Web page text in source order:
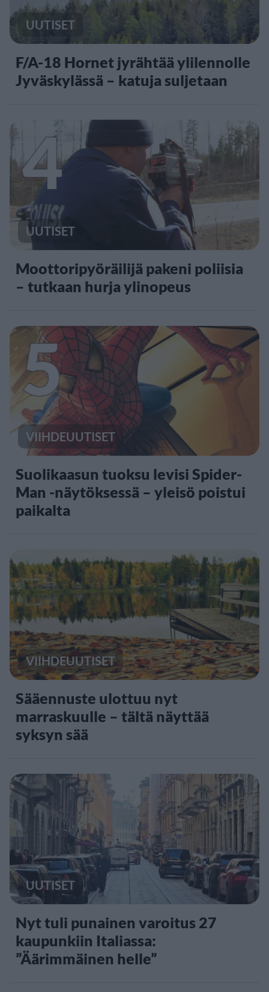
UUTISET
F/A-18 Hornet jyrähtää ylilennolle
Jyväskylässä – katuja suljetaan
4
UUTISET
Moottoripyöräilijä pakeni poliisia
– tutkaan hurja ylinopeus
5
VIIHDEUUTISET
Suolikaasun tuoksu levisi Spider-
Man -näytöksessä – yleisö poistui
paikalta
VIIHDEUUTISET
Sääennuste ulottuu nyt
marraskuulle – tältä näyttää
syksyn sää
UUTISET
Nyt tuli punainen varoitus 27
kaupunkiin Italiassa:
”Äärimmäinen helle”